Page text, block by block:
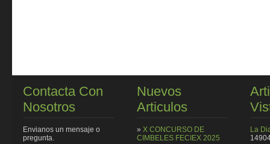
Contacta Con
Nosotros
Envianos un mensaje o
pregunta.
Nuevos
Articulos
» X CONCURSO DE
CIMBELES FECIEX 2025
La